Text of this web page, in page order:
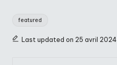
Tags:
featured
Last updated on 25 avril 2024